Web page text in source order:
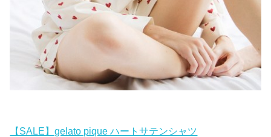
【SALE】gelato pique ハートサテンシャツ